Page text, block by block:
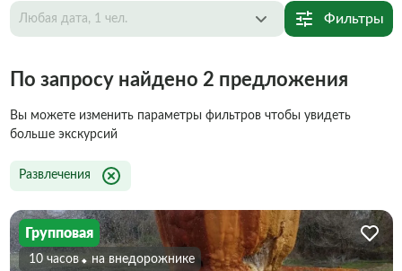
Любая дата, 1 чел. Фильтры
По запросу найдено 2 предложения
Вы можете изменить параметры фильтров чтобы увидеть
больше экскурсий
Развлечения
Групповая
10 часов На внедорожнике